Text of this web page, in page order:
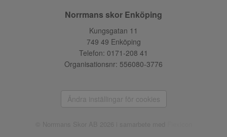
Norrmans skor Enköping
Kungsgatan 11
749 49 Enköping
Telefon: 0171-208 41
Organisationsnr: 556080-3776
Ändra inställingar för cookies